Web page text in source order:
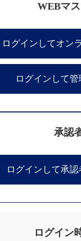
WEBマ
ログインしてオン
ログインして
承認
ログインして承
ログイン